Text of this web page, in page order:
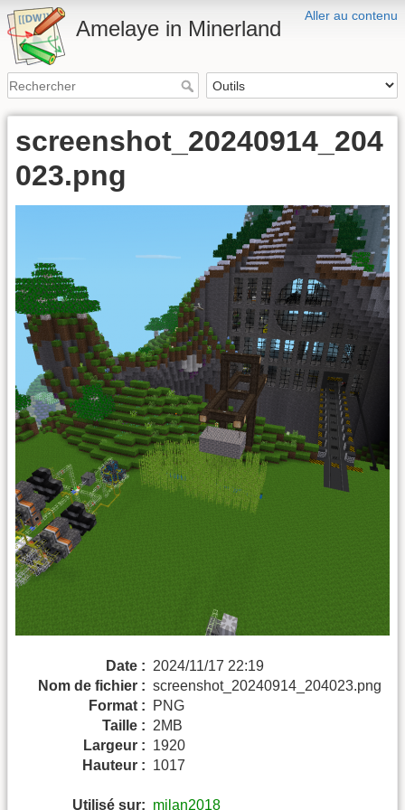
Aller au contenu
Amelaye in Minerland
screenshot_20240914_204
023.png
Date : 2024/11/17 22:19
Nom de fichier : screenshot_20240914_204023.png
Format :
PNG
Taille : 2MB
Largeur : 1920
Hauteur : 1017
Utilisé sur: milan2018